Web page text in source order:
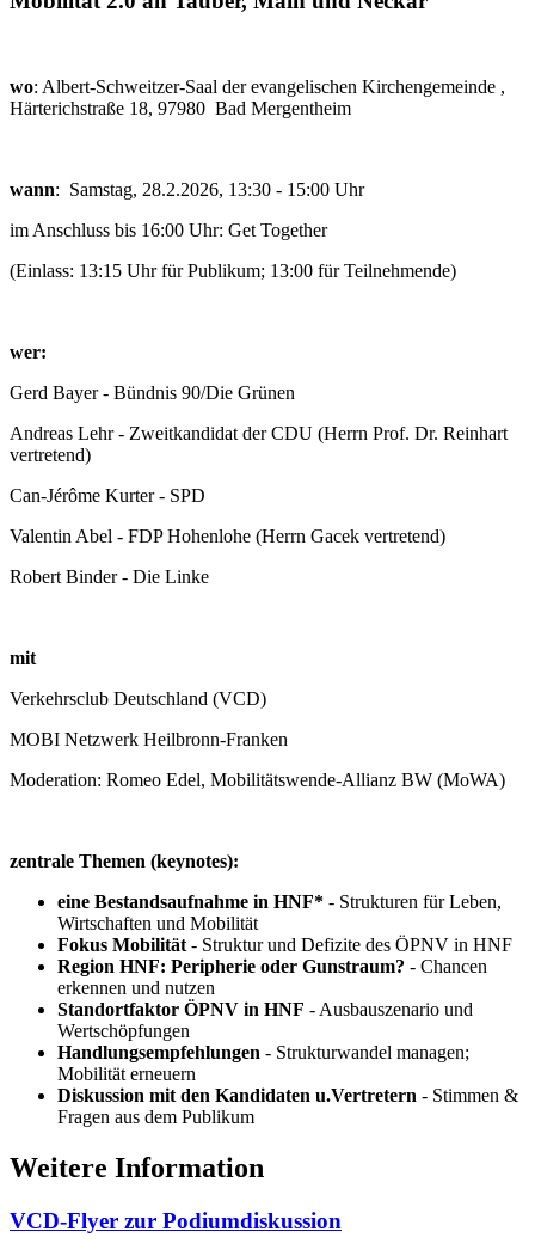
wo: Albert-Schweitzer-Saal der evangelischen Kirchengemeinde ,
Härterichstraße 18, 97980 Bad Mergentheim
wann: Samstag, 28.2.2026, 13:30 - 15:00 Uhr
im Anschluss bis 16:00 Uhr: Get Together
(Einlass: 13:15 Uhr für Publikum; 13:00 für Teilnehmende)
wer:
Gerd Bayer - Bündnis 90/Die Grünen
Andreas Lehr - Zweitkandidat der CDU (Herrn Prof. Dr. Reinhart
vertretend)
Can-Jérôme Kurter - SPD
Valentin Abel - FDP Hohenlohe (Herrn Gacek vertretend)
Robert Binder - Die Linke
mit
Verkehrsclub Deutschland (VCD)
MOBI Netzwerk Heilbronn-Franken
Moderation: Romeo Edel, Mobilitätswende-Allianz BW (MoWA)
zentrale Themen (keynotes):
eine Bestandsaufnahme in HNF* - Strukturen für Leben,
Wirtschaften und Mobilität
Fokus Mobilität - Struktur und Defizite des ÖPNV in HNF
Region HNF: Peripherie oder Gunstraum? - Chancen
erkennen und nutzen
Standortfaktor ÖPNV in HNF - Ausbauszenario und
Wertschöpfungen
Handlungsempfehlungen - Strukturwandel managen;
Mobilität erneuern
Diskussion mit den Kandidaten u.Vertretern - Stimmen &
Fragen aus dem Publikum
Weitere Information
VCD-Flyer zur Podiumdiskussion